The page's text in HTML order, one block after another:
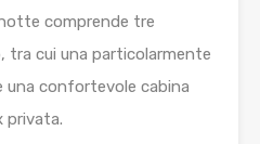
comprende tre
tra cui una particolarmente
una confortevole cabina
privata.